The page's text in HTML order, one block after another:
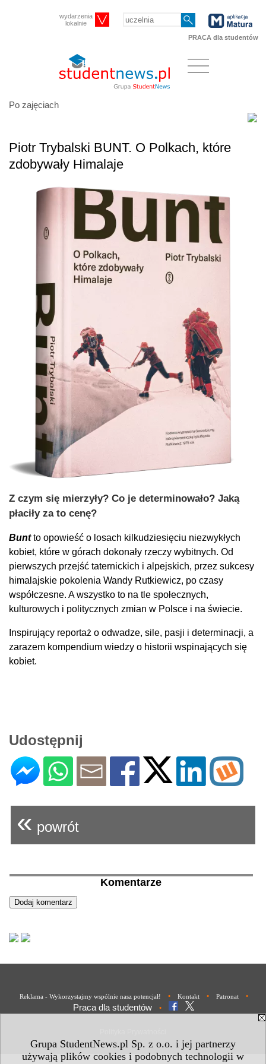
Grupa StudentNews.pl Sp. z o.o. i jej partnerzy
używają plików cookies i podobnych technologii w
wydarzenia
lokalnie
PRACA dla studentów
Po zajęciach
Piotr Trybalski BUNT. O Polkach, które
zdobywały Himalaje
Z czym się mierzyły? Co je determinowało? Jaką
płaciły za to cenę?
Buntto opowieść o losach kilkudziesięciu niezwykłych
kobiet, które w górach dokonały rzeczy wybitnych. Od
pierwszych przejść taternickich i alpejskich, przez sukcesy
himalajskie pokolenia Wandy Rutkiewicz, po czasy
współczesne. A wszystko to na tle społecznych,
kulturowych i politycznych zmian w Polsce i na świecie.
Inspirujący reportaż o odwadze, sile, pasji i determinacji, a
zarazem kompendium wiedzy o historii wspinających się
kobiet.
Udostępnij
« powrót
Komentarze
Reklama - Wykorzystajmy wspólnie nasz potencjał! • Kontakt • Patronat •
Praca dla studentów •